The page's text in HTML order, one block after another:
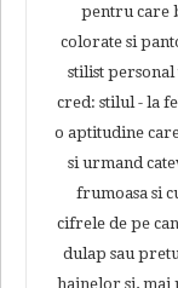
pentru care
colorate si
stilist
cred: stilul - la
o aptitudine
si urmand
frumoasa si
cifrele de pe
dulap sau
hainelor si, mai